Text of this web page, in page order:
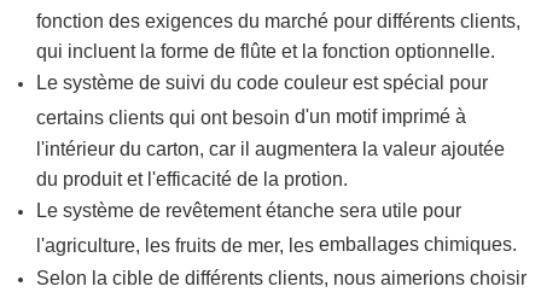
fonction des exigences du marché pour différents clients,
qui incluent la forme de flûte et la fonction optionnelle.
Le système de suivi du code couleur est spécial pour
certains clients qui ont besoin d'un motif imprimé à
l'intérieur du carton, car il augmentera la valeur ajoutée
du produit et l'efficacité de la protion.
Le système de revêtement étanche sera utile pour
l'agriculture, les fruits de mer, les emballages chimiques.
Selon la cible de différents clients, nous aimerions choisir